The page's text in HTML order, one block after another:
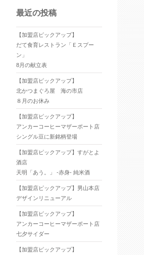
最近の投稿
【加盟店ピックアップ】
だて食育レストラン「Ｅスプー
ン」
8月の献立表
【加盟店ピックアップ】
北かつまぐろ屋 海の市店
８月のお休み
【加盟店ピックアップ】
アンカーコーヒーマザーポート店
シングル豆に新銘柄登場
【加盟店ピックアップ】すがとよ
酒店
天明「あう。」 -赤身- 純米酒
【加盟店ピックアップ】男山本店
デザインリニューアル
【加盟店ピックアップ】
アンカーコーヒーマザーポート店
七夕サイダー
【加盟店ピックアップ】